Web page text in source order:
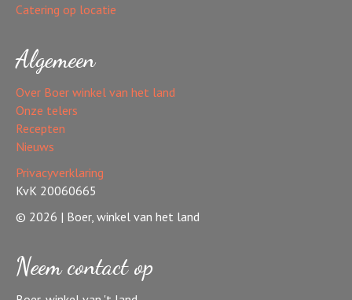
Catering op locatie
Algemeen
Over Boer winkel van het land
Onze telers
Recepten
Nieuws
Privacyverklaring
KvK 20060665
© 2026 | Boer, winkel van het land
Neem contact op